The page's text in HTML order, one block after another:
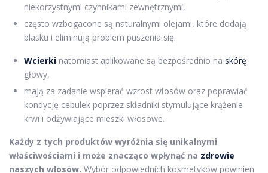
niekorzystnymi czynnikami zewnętrznymi,
często wzbogacone są naturalnymi olejami, które dodają
blasku i eliminują problem puszenia się.
Wcierki natomiast aplikowane są bezpośrednio na skórę
głowy,
mają za zadanie wspierać wzrost włosów oraz poprawiać
kondycję cebulek poprzez składniki stymulujące krążenie
krwi i odżywiające mieszki włosowe.
Każdy z tych produktów wyróżnia się unikalnymi
właściwościami i może znacząco wpłynąć na zdrowie
naszych włosów. Wybór odpowiednich kosmetyków powinien